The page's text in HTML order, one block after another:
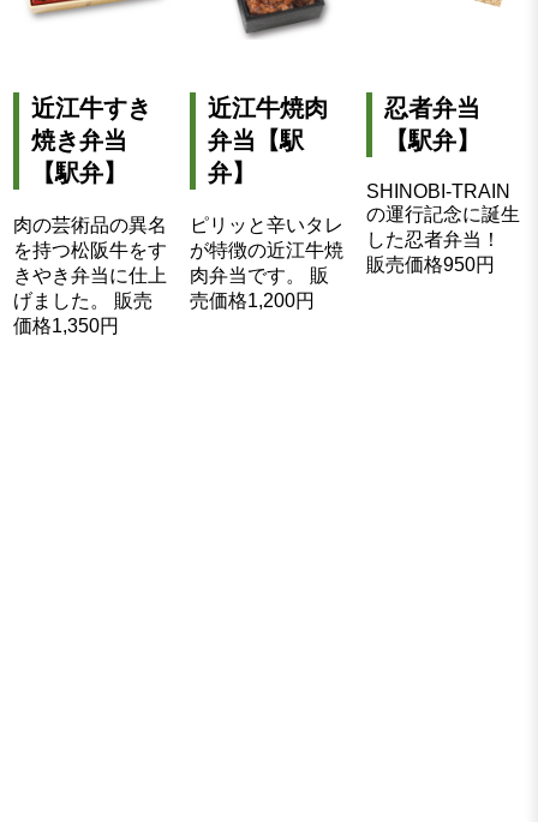
近江牛すき
焼き弁当
【駅弁】
肉の芸術品の異名
を持つ松阪牛をす
きやき弁当に仕上
げました。 販売
価格1,350円
近江牛焼肉
弁当【駅
弁】
ピリッと辛いタレ
が特徴の近江牛焼
肉弁当です。 販
売価格1,200円
忍者弁当
【駅弁】
SHINOBI-TRAIN
の運行記念に誕生
した忍者弁当！
販売価格950円